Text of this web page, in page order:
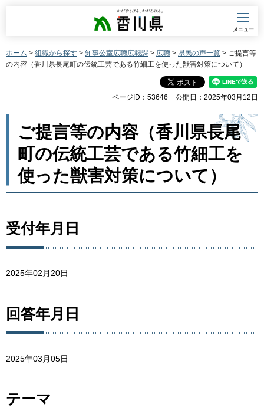
香川県
メニュー
ホーム > 組織から探す > 知事公室広聴広報課 > 広聴 > 県民の声一覧 > ご提言等
の内容（香川県長尾町の伝統工芸である竹細工を使った獣害対策について）
ページID：53646 公開日：2025年03月12日
ご提言等の内容（香川県長尾
町の伝統工芸である竹細工を
使った獣害対策について）
受付年月日
2025年02月20日
回答年月日
2025年03月05日
テーマ